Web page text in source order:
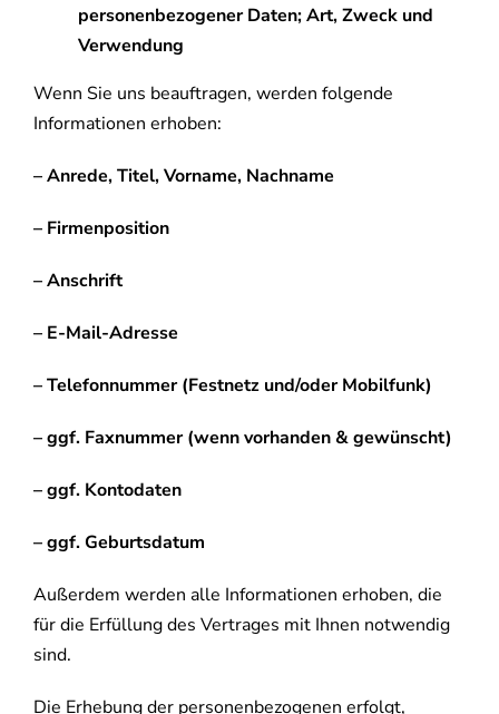
personenbezogener Daten; Art, Zweck und
Verwendung
Wenn Sie uns beauftragen, werden folgende
Informationen erhoben:
– Anrede, Titel, Vorname, Nachname
– Firmenposition
– Anschrift
– E-Mail-Adresse
– Telefonnummer (Festnetz und/oder Mobilfunk)
– ggf. Faxnummer (wenn vorhanden & gewünscht)
– ggf. Kontodaten
– ggf. Geburtsdatum
Außerdem werden alle Informationen erhoben, die
für die Erfüllung des Vertrages mit Ihnen notwendig
sind.
Die Erhebung der personenbezogenen erfolgt,